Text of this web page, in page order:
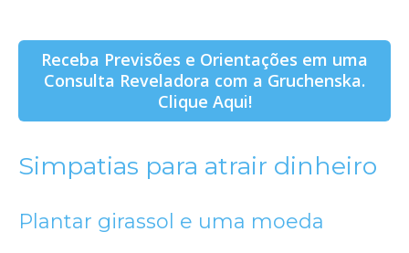
Receba Previsões e Orientações em uma
Consulta Reveladora com a Gruchenska.
Clique Aqui!
Simpatias para atrair dinheiro
Plantar girassol e uma moeda